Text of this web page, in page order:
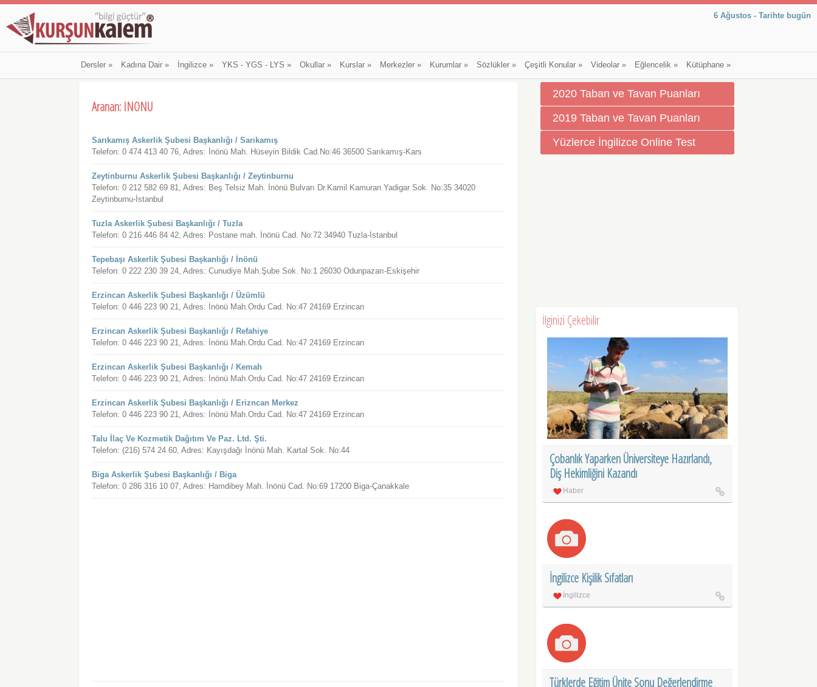
6 Ağustos - Tarihte bugün
Dersler» Kadına Dair» İngilizce» YKS - YGS - LYS » Okullar» Kurslar» Merkezler» Kurumlar» Sözlükler» Çeşitli Konular» Videolar» Eğlencelik» Kütüphane»
Aranan: INONU
Sarıkamış Askerlik Şubesi Başkanlığı / Sarıkamış
Telefon: 0 474 413 40 76, Adres: İnönü Mah. Hüseyin Bildik Cad.No:46 36500 Sarıkamış-Kars
Zeytinburnu Askerlik Şubesi Başkanlığı / Zeytinburnu
Telefon: 0 212 582 69 81, Adres: Beş Telsiz Mah. İnönü Bulvarı Dr.Kamil Kamuran Yadigar Sok. No:35 34020
Zeytinburnu-İstanbul
Tuzla Askerlik Şubesi Başkanlığı / Tuzla
Telefon: 0 216 446 84 42, Adres: Postane mah. İnönü Cad. No:72 34940 Tuzla-İstanbul
Tepebaşı Askerlik Şubesi Başkanlığı / İnönü
Telefon: 0 222 230 39 24, Adres: Cunudiye Mah.Şube Sok. No:1 26030 Odunpazarı-Eskişehir
Erzincan Askerlik Şubesi Başkanlığı / Üzümlü
Telefon: 0 446 223 90 21, Adres: İnönü Mah.Ordu Cad. No:47 24169 Erzincan
Erzincan Askerlik Şubesi Başkanlığı / Refahiye
Telefon: 0 446 223 90 21, Adres: İnönü Mah.Ordu Cad. No:47 24169 Erzincan
Erzincan Askerlik Şubesi Başkanlığı / Kemah
Telefon: 0 446 223 90 21, Adres: İnönü Mah.Ordu Cad. No:47 24169 Erzincan
Erzincan Askerlik Şubesi Başkanlığı / Erizncan Merkez
Telefon: 0 446 223 90 21, Adres: İnönü Mah.Ordu Cad. No:47 24169 Erzincan
Talu İlaç Ve Kozmetik Dağıtım Ve Paz. Ltd. Şti.
Telefon: (216) 574 24 60, Adres: Kayışdağı İnönü Mah. Kartal Sok. No:44
Biga Askerlik Şubesi Başkanlığı / Biga
Telefon: 0 286 316 10 07, Adres: Hamdibey Mah. İnönü Cad. No:69 17200 Biga-Çanakkale
2020 Taban ve Tavan Puanları
2019 Taban ve Tavan Puanları
Yüzlerce İngilizce Online Test
İlginizi Çekebilir
Çobanlık Yaparken Üniversiteye Hazırlandı,
Diş Hekimliğini Kazandı
Haber
İngilizce Kişilik Sıfatları
İngilizce
Türklerde Eğitim Ünite Sonu Değerlendirme